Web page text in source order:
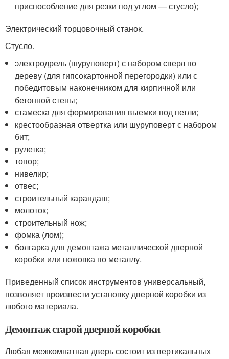
приспособление для резки под углом — стусло);
Электрический торцовочный станок.
Стусло.
электродрель (шуруповерт) с набором сверл по
дереву (для гипсокартонной перегородки) или с
победитовым наконечником для кирпичной или
бетонной стены;
стамеска для формирования выемки под петли;
крестообразная отвертка или шуруповерт с набором
бит;
рулетка;
топор;
нивелир;
отвес;
строительный карандаш;
молоток;
строительный нож;
фомка (лом);
болгарка для демонтажа металлической дверной
коробки или ножовка по металлу.
Приведенный список инструментов универсальный,
позволяет произвести установку дверной коробки из
любого материала.
Демонтаж старой дверной коробки
Любая межкомнатная дверь состоит из вертикальных